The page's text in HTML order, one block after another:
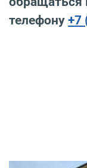
телефону +7